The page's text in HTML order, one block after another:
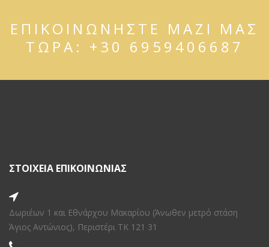
ΕΠΙΚΟΙΝΩΝΗΣΤΕ ΜΑΖΙ ΜΑΣ
ΤΩΡΑ: +30 6959406687
ΣΤΟΙΧΕΙΑ ΕΠΙΚΟΙΝΩΝΙΑΣ
Δωριέων 1 και Εθνάρχου Μακαρίου (Άνωθεν μετρό στάση
Άγιος Αντώνιος), Περιστέρι ΤΚ 121 31